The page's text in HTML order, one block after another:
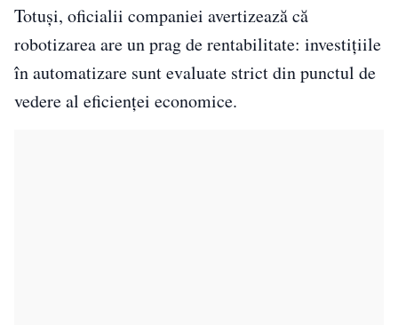
Totuși, oficialii companiei avertizează că
robotizarea are un prag de rentabilitate: investițiile
în automatizare sunt evaluate strict din punctul de
vedere al eficienței economice.